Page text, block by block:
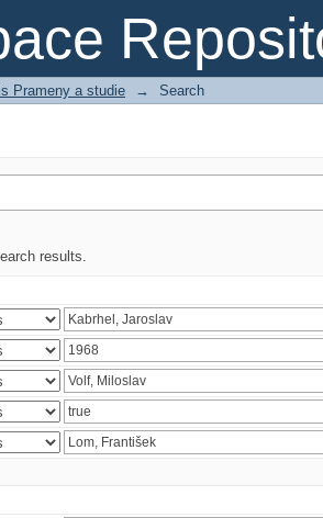
Prameny a studie → Search
results.